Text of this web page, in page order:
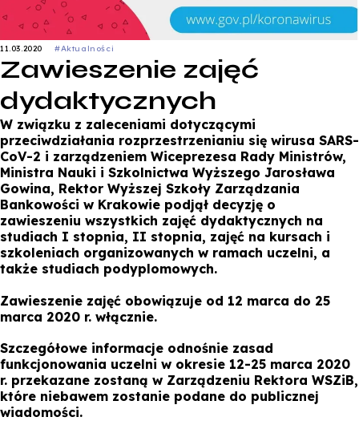
11.03.2020 #Aktualności
Zawieszenie zajęć
dydaktycznych
W związku z zaleceniami dotyczącymi
przeciwdziałania rozprzestrzenianiu się wirusa SARS-
CoV-2 i zarządzeniem Wiceprezesa Rady Ministrów,
Ministra Nauki i Szkolnictwa Wyższego Jarosława
Gowina, Rektor Wyższej Szkoły Zarządzania
Bankowości w Krakowie podjął decyzję o
zawieszeniu wszystkich zajęć dydaktycznych na
studiach I stopnia, II stopnia, zajęć na kursach i
szkoleniach organizowanych w ramach uczelni, a
także studiach podyplomowych.
Zawieszenie zajęć obowiązuje od 12 marca do 25
marca 2020 r. włącznie.
Szczegółowe informacje odnośnie zasad
funkcjonowania uczelni w okresie 12-25 marca 2020
r. przekazane zostaną w Zarządzeniu Rektora WSZiB,
które niebawem zostanie podane do publicznej
wiadomości.